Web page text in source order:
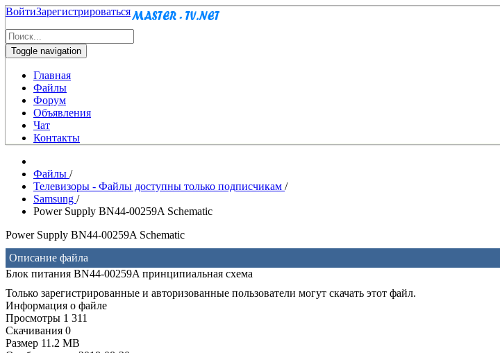
ВойтиЗарегистрироваться
Toggle navigation
Главная
Файлы
Форум
Объявления
Чат
Контакты
Файлы /
Телевизоры - Файлы доступны только подписчикам /
Samsung /
Power Supply BN44-00259A Schematic
Power Supply BN44-00259A Schematic
Описание файла
Блок питания BN44-00259A принципиальная схема
Только зарегистрированные и авторизованные пользователи могут скачать этот файл.
Информация о файле
Просмотры 1 311
Скачивания 0
Размер 11.2 MB